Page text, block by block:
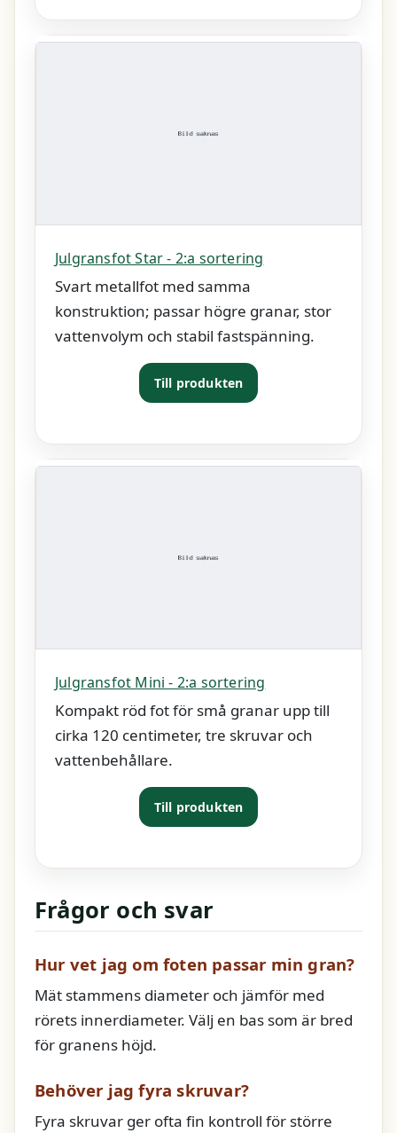
Julgransfot Star - 2:a sortering
Svart metallfot med samma
konstruktion; passar högre granar, stor
vattenvolym och stabil fastspänning.
Till produkten
Julgransfot Mini - 2:a sortering
Kompakt röd fot för små granar upp till
cirka 120 centimeter, tre skruvar och
vattenbehållare.
Till produkten
Frågor och svar
Hur vet jag om foten passar min gran?
Mät stammens diameter och jämför med
rörets innerdiameter. Välj en bas som är bred
för granens höjd.
Behöver jag fyra skruvar?
Fyra skruvar ger ofta fin kontroll för större